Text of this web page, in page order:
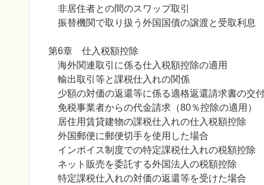
非居住者との間のスワップ取引
振替機関で取り扱う外国
第6章 仕入税額控除
海外関連取引に係る仕入税額控除の適用
輸出取引等と課税仕入れの関係
少額の対価の返還等に係る適格返還請求書の交
免税事業者からの代金請求（80％控除の適用）
居住用賃貸建物の課税仕入れの仕入税額控除
外国郵便に郵便切手を使用した場合
インボイス制度での特定課税仕入れの税額控除
ネット販売を委託する外国法人の税額控除
特定課税仕入れの対価の返還等を受けた場合